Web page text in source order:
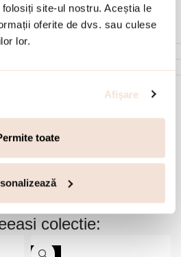
site-ul nostru. Aceștia le
oferite de dvs. sau culese
lor.
Afişare
toate
,
colectie:
-20%